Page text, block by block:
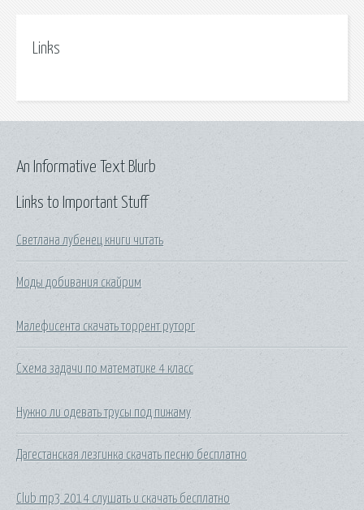
Links
Links to Important Stuff
Светлана лубенец книги читать
Моды добивания скайрим
Малефисента скачать торрент руторг
Схема задачи по математике 4 класс
Нужно ли одевать трусы под пижаму
Дагестанская лезгинка скачать песню бесплатно
Club mp3 2014 слушать и скачать бесплатно
An Informative Text Blurb